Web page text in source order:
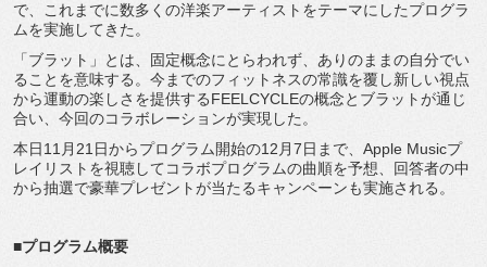
で、これまでに数多くの洋楽アーティストをテーマにしたプログラ
ムを実施してきた。
「ブラット」とは、固定概念にとらわれず、ありのままの自分でい
ることを意味する。今までのフィットネスの常識を覆し新しい視点
から運動の楽しさを提供するFEELCYCLEの概念とブラットが通じ
合い、今回のコラボレーションが実現した。
本日11月21日からプログラム開始の12月7日まで、Apple Musicプ
レイリストを視聴してコラボプログラムの曲順を予想、回答者の中
から抽選で豪華プレゼントが当たるキャンペーンも実施される。
■プログラム概要